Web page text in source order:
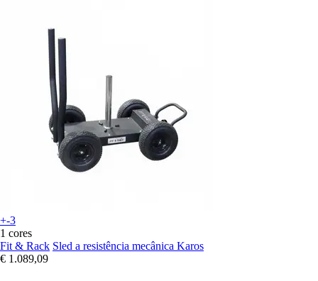
+-3
1 cores
Fit & Rack Sled a resistência mecânica Karos
€ 1.089,09